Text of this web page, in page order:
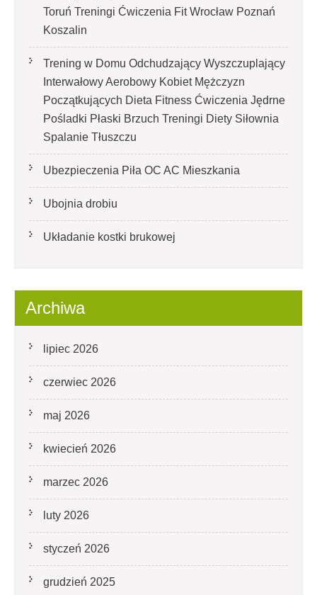
Toruń Treningi Ćwiczenia Fit Wrocław Poznań
Koszalin
Trening w Domu Odchudzający Wyszczuplający
Interwałowy Aerobowy Kobiet Mężczyzn
Początkujących Dieta Fitness Ćwiczenia Jędrne
Pośladki Płaski Brzuch Treningi Diety Siłownia
Spalanie Tłuszczu
Ubezpieczenia Piła OC AC Mieszkania
Ubojnia drobiu
Układanie kostki brukowej
Archiwa
lipiec 2026
czerwiec 2026
maj 2026
kwiecień 2026
marzec 2026
luty 2026
styczeń 2026
grudzień 2025